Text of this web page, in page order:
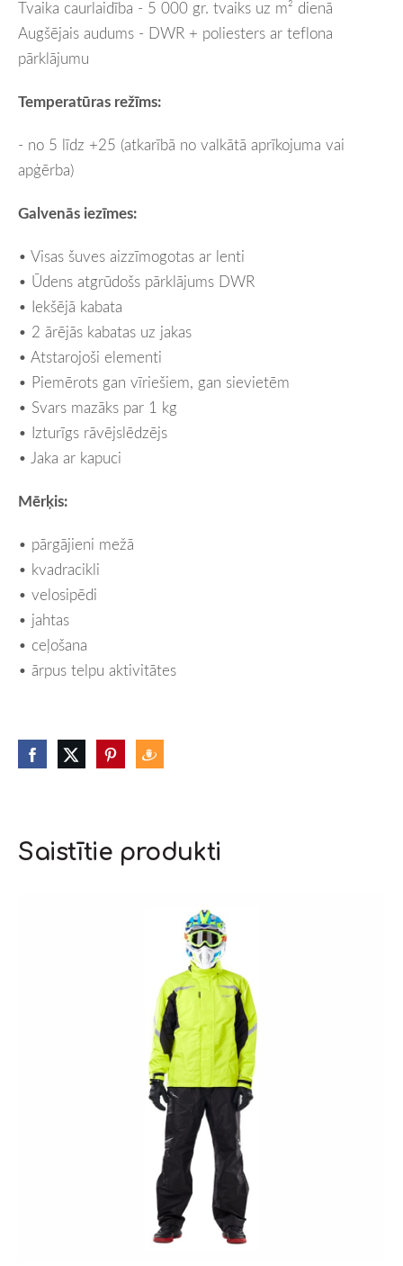
Tvaika caurlaidība - 5 000 gr. tvaiks uz m² dienā
Augšējais audums - DWR + poliesters ar teflona
pārklājumu
Temperatūras režīms:
- no 5 līdz +25 (atkarībā no valkātā aprīkojuma vai
apģērba)
Galvenās iezīmes:
• Visas šuves aizzīmogotas ar lenti
• Ūdens atgrūdošs pārklājums DWR
• Iekšējā kabata
• 2 ārējās kabatas uz jakas
• Atstarojoši elementi
• Piemērots gan vīriešiem, gan sievietēm
• Svars mazāks par 1 kg
• Izturīgs rāvējslēdzējs
• Jaka ar kapuci
Mērķis:
• pārgājieni mežā
• kvadracikli
• velosipēdi
• jahtas
• ceļošana
• ārpus telpu aktivitātes
Saistītie produkti